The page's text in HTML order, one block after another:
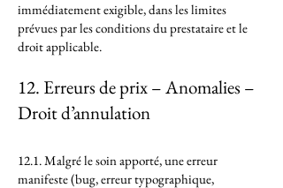
immédiatement exigible, dans les limites
prévues par les conditions du prestataire et le
droit applicable.
12. Erreurs de prix – Anomalies –
Droit d’annulation
12.1. Malgré le soin apporté, une erreur
manifeste (bug, erreur typographique,